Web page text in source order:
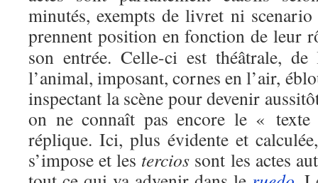
minutés, exempts de livret ni
prennent position en fonction de leur
son entrée. Celle-ci est théâtrale,
l’animal, imposant, cornes en l’air,
inspectant la scène pour devenir
on ne connaît pas encore le «
réplique. Ici, plus évidente et
s’impose et les tercios sont les actes